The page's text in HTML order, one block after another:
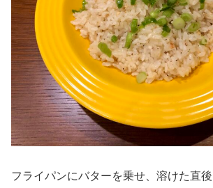
フライパンにバターを乗せ、溶けた直